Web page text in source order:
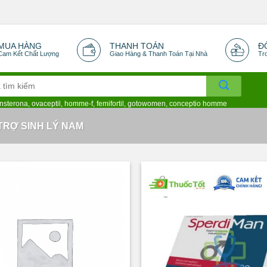
HÀNG
Kết Chất Lượng
THANH TOÁN
Giao Hàng & Thanh Toán Tại Nhà
ovaceptil homme-f, femifortil gotowomen, conceptio homme
SINH LÝ NAM